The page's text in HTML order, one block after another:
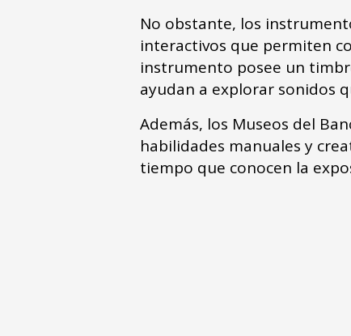
No obstante, los
interactivos que permiten
instrumento posee un
ayudan a explorar sonidos
Además, los Museos del
habilidades manuales y
tiempo que conocen la